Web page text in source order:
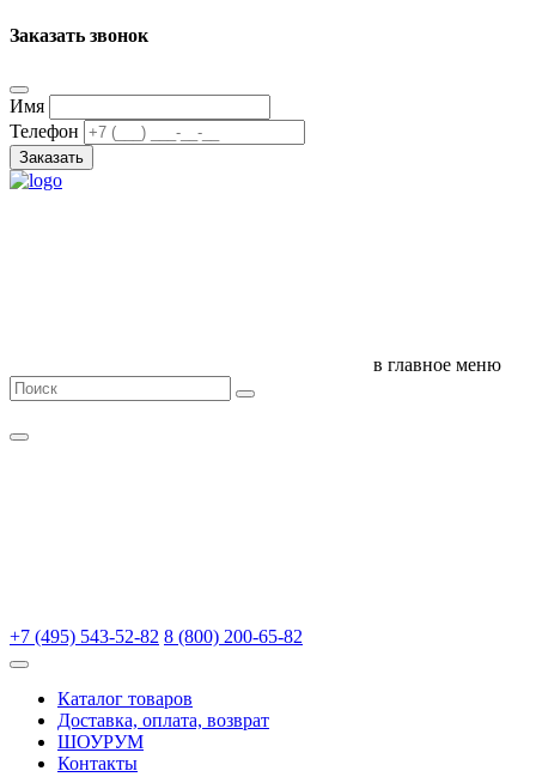
Заказать звонок
Имя
Телефон
Заказать
в главное меню
+7 (495) 543-52-82 8 (800) 200-65-82
Каталог товаров
Доставка, оплата, возврат
ШОУРУМ
Контакты